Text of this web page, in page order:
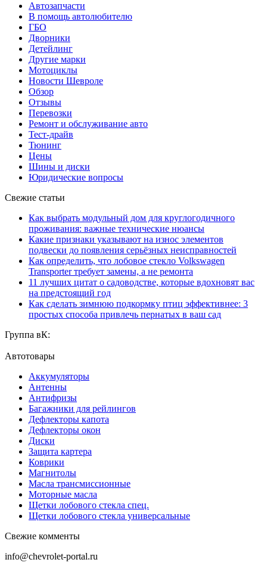
Автозапчасти
В помощь автолюбителю
ГБО
Дворники
Детейлинг
Другие марки
Мотоциклы
Новости Шевроле
Обзор
Отзывы
Перевозки
Ремонт и обслуживание авто
Тест-драйв
Тюнинг
Цены
Шины и диски
Юридические вопросы
Свежие статьи
Как выбрать модульный дом для круглогодичного
проживания: важные технические нюансы
Какие признаки указывают на износ элементов
подвески до появления серьёзных неисправностей
Как определить, что лобовое стекло Volkswagen
Transporter требует замены, а не ремонта
11 лучших цитат о садоводстве, которые вдохновят вас
на предстоящий год
Как сделать зимнюю подкормку птиц эффективнее: 3
простых способа привлечь пернатых в ваш сад
Группа вК:
Автотовары
Аккумуляторы
Антенны
Антифризы
Багажники для рейлингов
Дефлекторы капота
Дефлекторы окон
Диски
Защита картера
Коврики
Магнитолы
Масла трансмиссионные
Моторные масла
Щетки лобового стекла спец.
Щетки лобового стекла универсальные
Свежие комменты
info@chevrolet-portal.ru